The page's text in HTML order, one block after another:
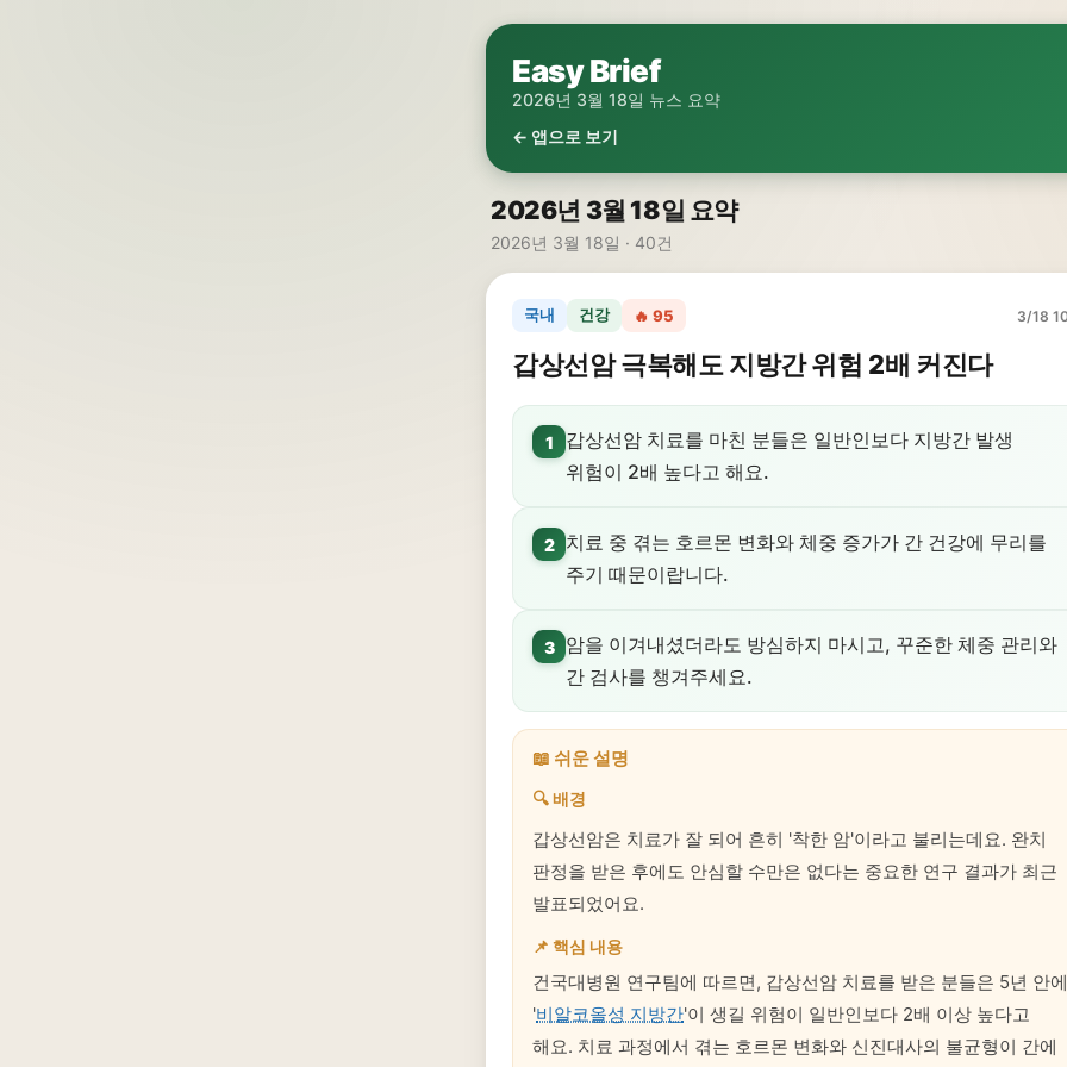
Easy Brief
2026년 3월 18일 뉴스 요약
← 앱으로 보기
2026년 3월 18일 요약
2026년 3월 18일 · 40건
국내 건강 🔥 95 3/18
갑상선암 극복해도 지방간 위험 2배 커진다
1
갑상선암 치료를 마친 분들은 일반인보다 지방간 발생
위험이 2배 높다고 해요.
2
치료 중 겪는 호르몬 변화와 체중 증가가 간 건강에 무리를
주기 때문이랍니다.
3
암을 이겨내셨더라도 방심하지 마시고, 꾸준한 체중 관리와
간 검사를 챙겨주세요.
📖 쉬운 설명
🔍 배경
갑상선암은 치료가 잘 되어 흔히 '착한 암'이라고 불리는데요. 완치
판정을 받은 후에도 안심할 수만은 없다는 중요한 연구 결과가 최근
발표되었어요.
📌 핵심 내용
건국대병원 연구팀에 따르면, 갑상선암 치료를 받은 분들은 5년 안에
'비알코올성 지방간'이 생길 위험이 일반인보다 2배 이상 높다고
해요. 치료 과정에서 겪는 호르몬 변화와 신진대사의 불균형이 간에